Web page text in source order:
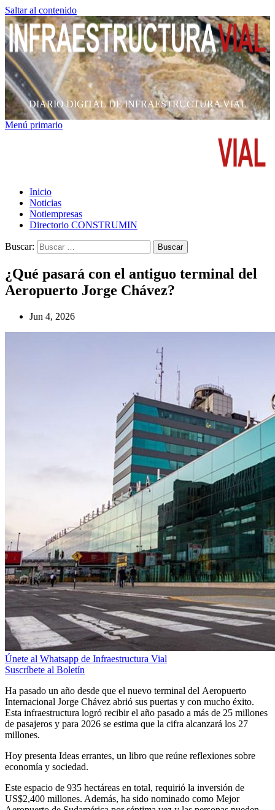
Saltar al contenido
DIARIO DIGITAL DE INFRAESTRUCTURA VIAL
Menú primario
Inicio
Noticias
Notiempresas
Directorio CONSTRUMIN
Buscar:
¿Qué pasará con el antiguo terminal del
Aeropuerto Jorge Chávez?
Jun 4, 2026
Únete al Whatsapp de Infraestructura Vial
Suscríbete al Boletín
Ha pasado un año desde que el nuevo terminal del Aeropuerto
Internacional Jorge Chávez abrió sus puertas y con mucho éxito.
Esta infraestructura logró recibir el año pasado a más de 25 millones
de pasajeros y para 2026 se estima que la cifra alcanzará los 27
millones.
Hoy presenta Ideas errantes, un libro que reúne reflexiones sobre
economía y sociedad.
Este espacio de 935 hectáreas en total, requirió la inversión de
US$2,400 millones. Además, ha sido nominado como Mejor